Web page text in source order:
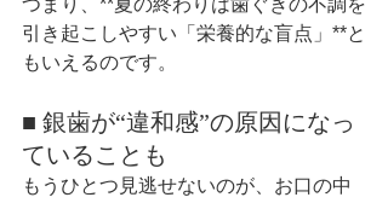
つまり、**夏の終わりは歯ぐきの不調を
引き起こしやすい「栄養的な盲点」**と
もいえるのです。
■ 銀歯が“違和感”の原因になっ
ていることも
もうひとつ見逃せないのが、お口の中